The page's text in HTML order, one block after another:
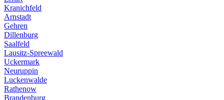
Kranichfeld
Arnstadt
Gehren
Dillenburg
Saalfeld
Lausitz-Spreewald
Uckermark
Neuruppin
Luckenwalde
Rathenow
Brandenburg